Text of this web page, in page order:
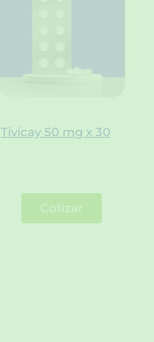
Tivicay 50 mg x 30
Cotizar